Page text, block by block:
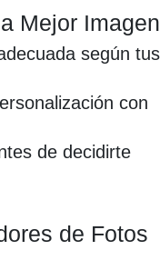
Mejor Imagen
según tus
con
de decidirte
de Fotos